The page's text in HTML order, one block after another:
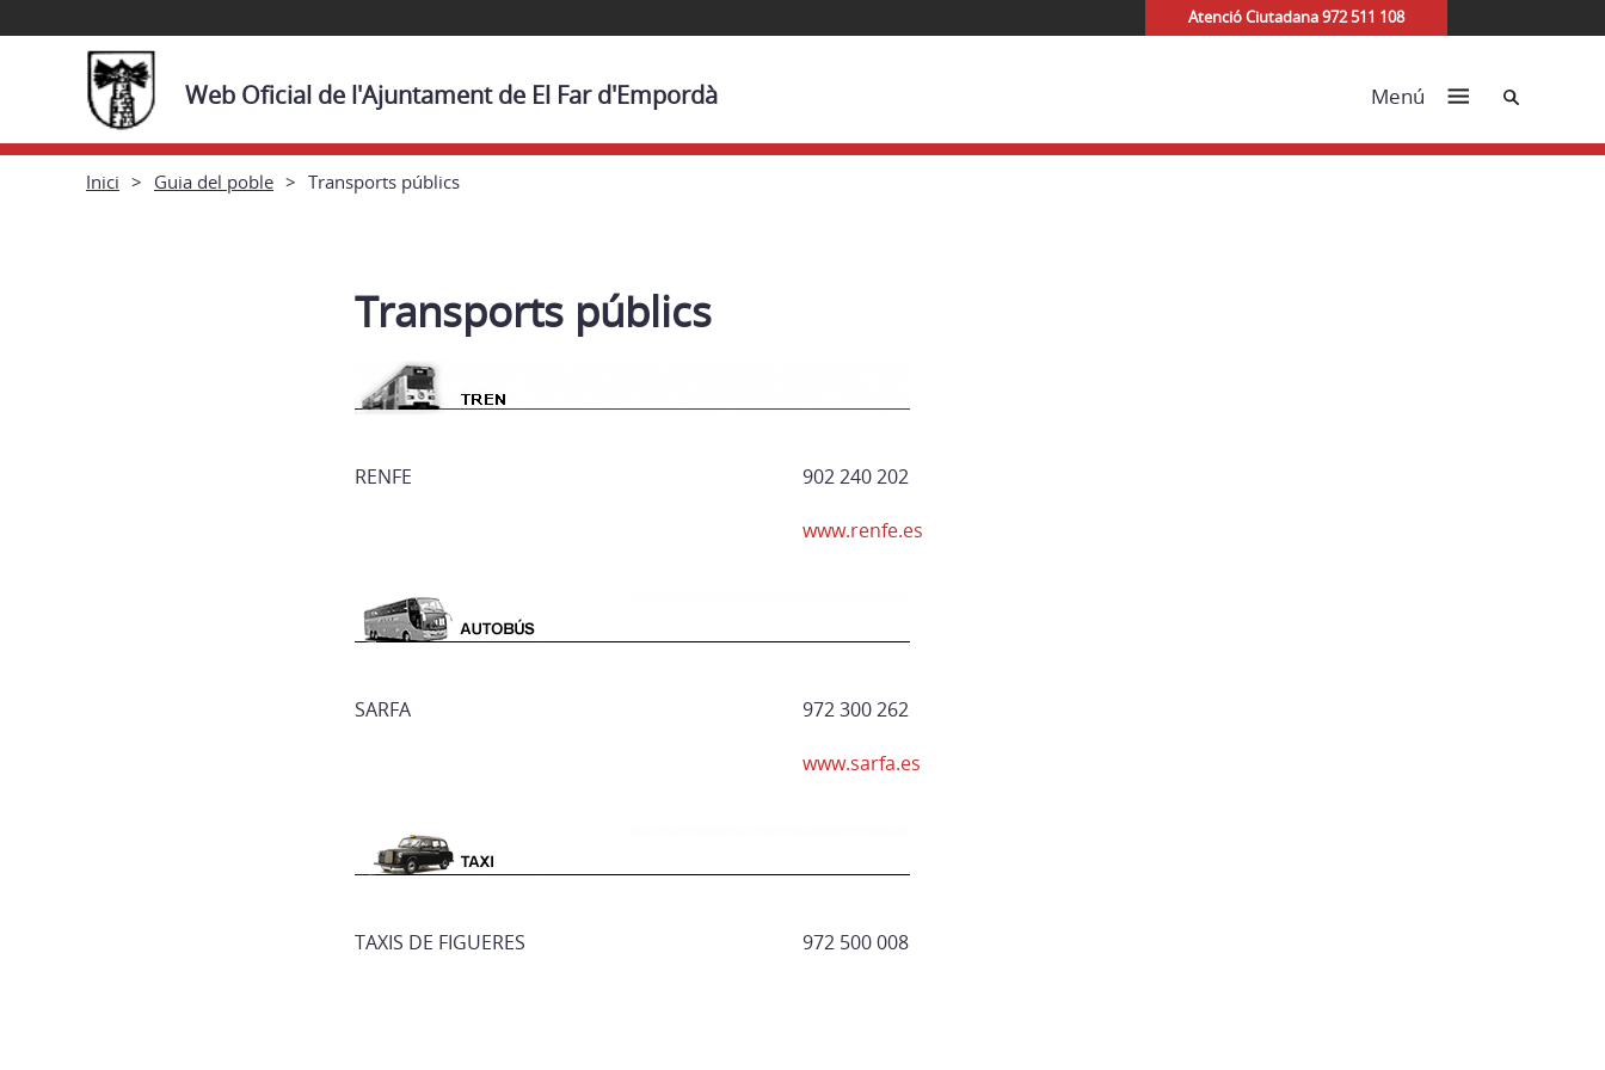
Atenció Ciutadana 972 511 108
Web Oficial de l'Ajuntament de El Far d'Empordà Menú Cerca
Inici Guia del poble Transports públics
Transports públics
RENFE 902 240 202
www.renfe.es
SARFA 972 300 262
www.sarfa.es
TAXIS DE FIGUERES 972 500 008